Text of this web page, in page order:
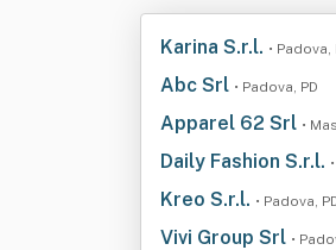
Karina S.r.l. • Padova,
Abc Srl • Padova, PD
Apparel 62 Srl •
Daily Fashion S.r.l.
Kreo S.r.l. • Padova,
Vivi Group Srl •